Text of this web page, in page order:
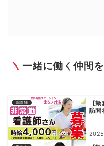
一緒に働く仲間
看護師
【
訪問
2025